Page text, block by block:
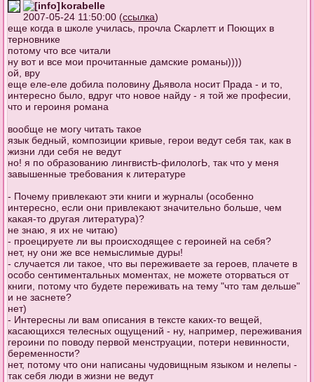
korabelle
2007-05-24 11:50:00 (ссылка)
еще когда в школе училась, прочла Скарлетт и Поющих в
терновнике
потому что все читали
ну вот и все мои прочитанные дамские романы))))
ой, вру
еще еле-еле добила половину Дьявола носит Прада - и то,
интересно было, вдруг что новое найду - я той же професии,
что и героиня романа
вообще не могу читать такое
язык бедный, композиции кривые, герои ведут себя так, как в
жизни лди себя не ведут
но! я по образованию лингвистЬ-филологЬ, так что у меня
завышенные требования к литературе
- Почему привлекают эти книги и журналы (особенно
интересно, если они привлекают значительно больше, чем
какая-то другая литература)?
не знаю, я их не читаю)
- проецируете ли вы происходящее с героиней на себя?
нет, ну они же все немыслимые дуры!
- случается ли такое, что вы переживаете за героев, плачете в
особо сентиментальных моментах, не можете оторваться от
книги, потому что будете переживать на тему "что там дельше"
и не заснете?
нет)
- Интересны ли вам описания в тексте каких-то вещей,
касающихся телесных ощущений - ну, например, переживания
героини по поводу первой менструации, потери невинности,
беременности?
нет, потому что они написаны чудовищным языком и нелепы -
так себя люди в жизни не ведут